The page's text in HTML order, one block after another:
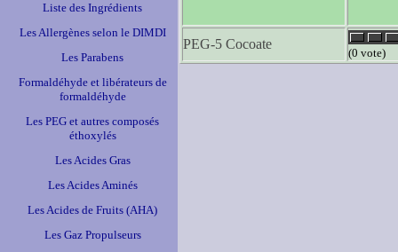
Liste des Ingrédients
Les Allergènes selon le DIMDI
Les Parabens
Formaldéhyde et libérateurs de
formaldéhyde
Les PEG et autres composés
éthoxylés
Les Acides Gras
Les Acides Aminés
Les Acides de Fruits (AHA)
Les Gaz Propulseurs
PEG-5 Cocoate
(0 vote)